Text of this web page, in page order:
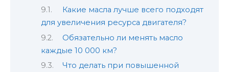
Какие масла лучше всего подходят
для увеличения ресурса двигателя?
Обязательно ли менять масло
каждые 10 000 км?
Что делать при повышенной